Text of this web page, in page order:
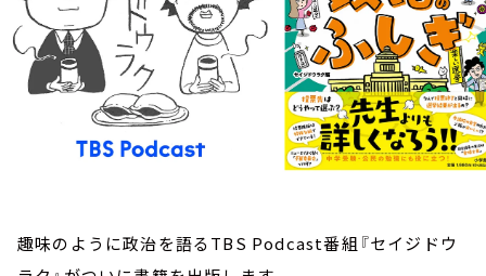
趣味のように政治を語るTBS Podcast番組『セイジドウ